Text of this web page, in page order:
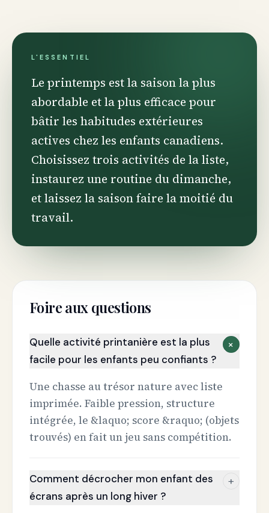
L'ESSENTIEL
Le printemps est la saison la plus
abordable et la plus efficace pour
bâtir les habitudes extérieures
actives chez les enfants canadiens.
Choisissez trois activités de la liste,
instaurez une routine du dimanche,
et laissez la saison faire la moitié du
travail.
Foire aux questions
Quelle activité printanière est la plus
facile pour les enfants peu confiants ?
+
Une chasse au trésor nature avec liste
imprimée. Faible pression, structure
intégrée, le &laquo; score &raquo; (objets
trouvés) en fait un jeu sans compétition.
Comment décrocher mon enfant des
écrans après un long hiver ?
+